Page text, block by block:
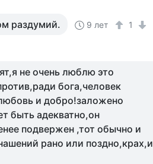
раздумий. 9 лет 1
не очень люблю это
бога,человек
и добро!заложено
быть адекватно,он
подвержен ,тот обычно и
рано или поздно,крах,и